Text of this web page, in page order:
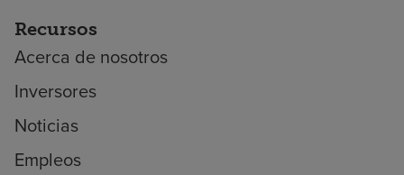
Recursos
Acerca de nosotros
Inversores
Noticias
Empleos